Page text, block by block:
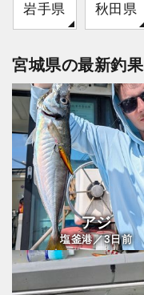
岩手県 秋田県
宮城県の最新釣果
アジ
塩釜港／3日前